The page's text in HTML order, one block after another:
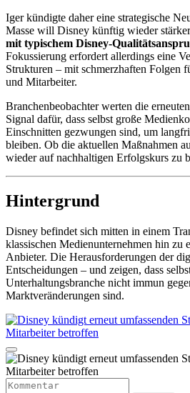
Iger kündigte daher eine strategische
Masse will Disney künftig wieder
mit typischem Disney-
Fokussierung erfordert allerdings eine
Strukturen – mit schmerzhaften Folgen
und Mitarbeiter.
Branchenbeobachter werten die
Signal dafür, dass selbst große
Einschnitten gezwungen sind, um
bleiben. Ob die aktuellen Maßnahmen
wieder auf nachhaltigen Erfolgskurs zu
Hintergrund
Disney befindet sich mitten in einem
klassischen Medienunternehmen hin zu
Anbieter. Die Herausforderungen der
Entscheidungen – und zeigen, dass
Unterhaltungsbranche nicht immun
Marktveränderungen sind.